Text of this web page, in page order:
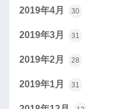
2019年4月 30
2019年3月 31
2019年2月 28
2019年1月 31